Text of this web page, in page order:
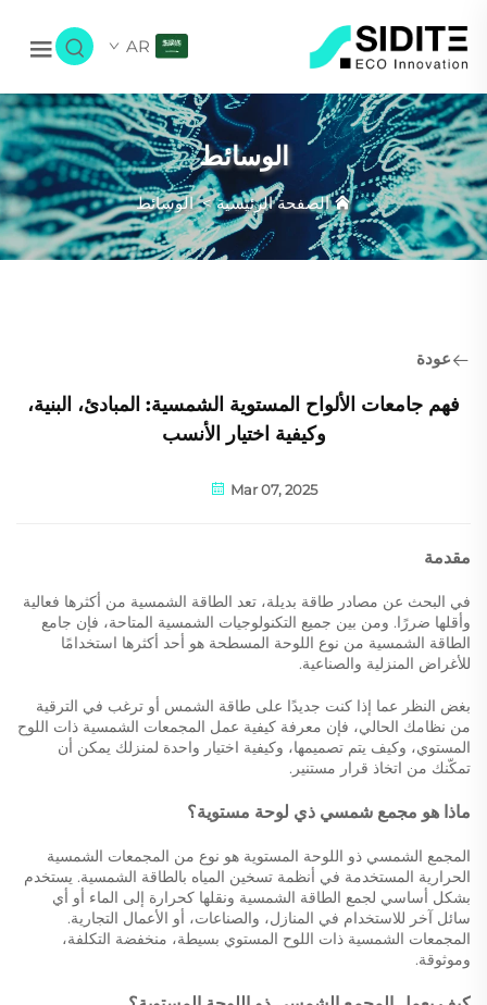
AR
الوسائط
الصفحة الرئيسية>الوسائط
عودة
فهم جامعات الألواح المستوية الشمسية: المبادئ، البنية،
وكيفية اختيار الأنسب
Mar 07, 2025
مقدمة
في البحث عن مصادر طاقة بديلة، تعد الطاقة الشمسية من أكثرها فعالية
وأقلها ضررًا. ومن بين جميع التكنولوجيات الشمسية المتاحة، فإن جامع
الطاقة الشمسية من نوع اللوحة المسطحة هو أحد أكثرها استخدامًا
للأغراض المنزلية والصناعية.
بغض النظر عما إذا كنت جديدًا على طاقة الشمس أو ترغب في الترقية
من نظامك الحالي، فإن معرفة كيفية عمل المجمعات الشمسية ذات اللوح
المستوي، وكيف يتم تصميمها، وكيفية اختيار واحدة لمنزلك يمكن أن
تمكّنك من اتخاذ قرار مستنير.
ماذا هو مجمع شمسي ذي لوحة مستوية؟
المجمع الشمسي ذو اللوحة المستوية هو نوع من المجمعات الشمسية
الحرارية المستخدمة في أنظمة تسخين المياه بالطاقة الشمسية. يستخدم
بشكل أساسي لجمع الطاقة الشمسية ونقلها كحرارة إلى الماء أو أي
سائل آخر للاستخدام في المنازل، والصناعات، أو الأعمال التجارية.
المجمعات الشمسية ذات اللوح المستوي بسيطة، منخفضة التكلفة،
وموثوقة.